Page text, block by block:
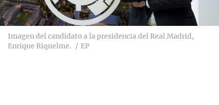
Imagen del candidato a la presidencia del Real Madrid,
Enrique Riquelme.
EP